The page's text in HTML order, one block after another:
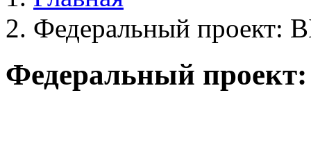
Федеральный проект:
Федеральный